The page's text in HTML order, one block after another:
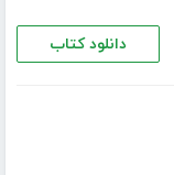
دانلود کتاب